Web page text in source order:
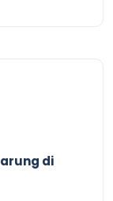
di